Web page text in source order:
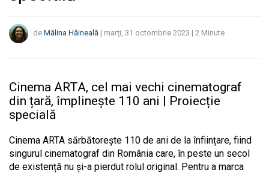
de Mălina Hăineală | marți, 31 octombrie 2023 | 2 Minute
Cinema ARTA, cel mai vechi cinematograf
din țară, împlinește 110 ani | Proiecție
specială
Cinema ARTA sărbătorește 110 de ani de la înființare, fiind
singurul cinematograf din România care, în peste un secol
de existență nu și-a pierdut rolul original. Pentru a marca